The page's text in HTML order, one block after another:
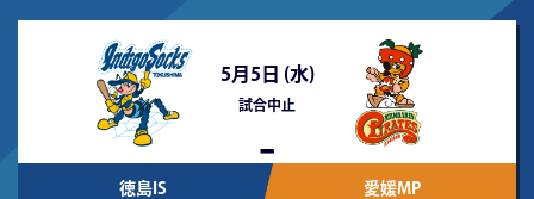
5月5日 (水)
試合中止
-
徳島IS 愛媛MP